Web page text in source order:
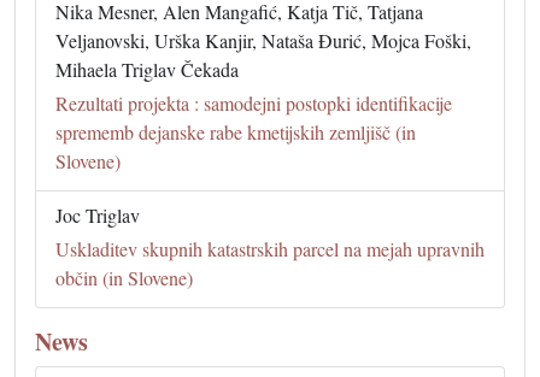
Nika Mesner, Alen Mangafić, Katja Tič, Tatjana
Veljanovski, Urška Kanjir, Nataša Đurić, Mojca Foški,
Mihaela Triglav Čekada
Rezultati projekta : samodejni postopki identifikacije
sprememb dejanske rabe kmetijskih zemljišč (in
Slovene)
Joc Triglav
Uskladitev skupnih katastrskih parcel na mejah upravnih
občin (in Slovene)
News